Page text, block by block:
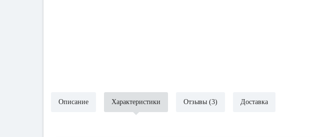
Описание Характеристики Отзывы (3) Доставка